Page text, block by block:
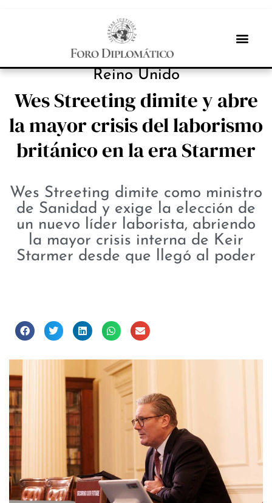
NOTICIAS
Reino Unido
Wes Streeting dimite y abre
la mayor crisis del laborismo
británico en la era Starmer
Wes Streeting dimite como ministro
de Sanidad y exige la elección de
un nuevo líder laborista, abriendo
la mayor crisis interna de Keir
Starmer desde que llegó al poder